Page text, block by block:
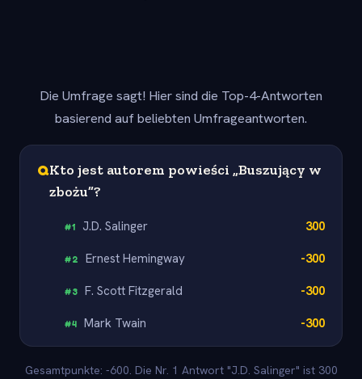
Die Umfrage sagt! Hier sind die Top-4-Antworten
basierend auf beliebten Umfrageantworten.
QKto jest autorem powieści „Buszujący w
zbożu”?
#1 J.D. Salinger 300
#2 Ernest Hemingway -300
#3 F. Scott Fitzgerald -300
#4 Mark Twain -300
Gesamtpunkte: -600. Die Nr. 1 Antwort "J.D. Salinger" ist 300